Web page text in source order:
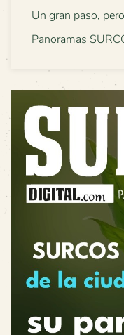
Un gran paso,
Panoramas